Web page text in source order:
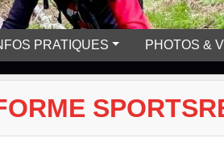
PRATIQUES PHOTOS &